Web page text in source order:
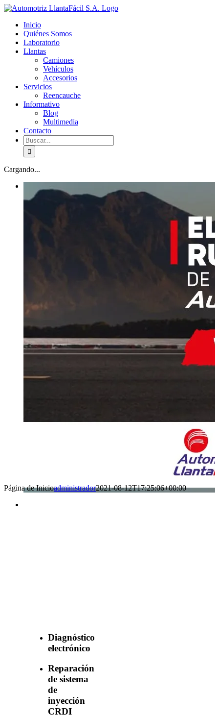
Skip
content
facebook
youtube
Inicio
Quiénes Somos
Laboratorio
Llantas
Camiones
Vehículos
Accesorios
Servicios
Reencauche
Informativo
Blog
Multimedia
Contacto
Buscar:
Cargando...
Página de Inicioadministrador2021-08-12T17:25:06+00:00
Diagnóstico
electrónico
Reparación
de sistema
de
inyección
CRDI